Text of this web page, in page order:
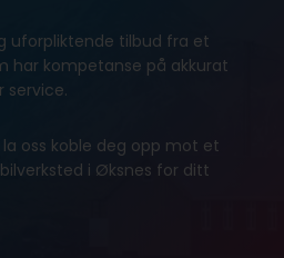
uforpliktende tilbud fra et
har kompetanse på akkurat
service.
oss koble deg opp mot et
i Øksnes for ditt